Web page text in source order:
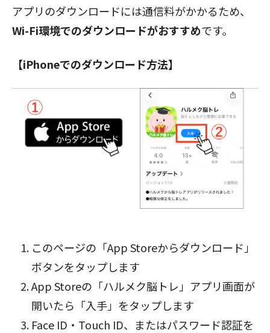
アプリのダウンロードには通信料がかかるため、
Wi-Fi環境でのダウンロードがおすすめです。
【iPhoneでのダウンロード方法】
このページの「App Storeからダウンロード」
ボタンをタップします
App Storeの「ハルメク脳トレ」アプリ画面が
開いたら「入手」をタップします
Face ID・Touch ID、またはパスワード認証を
閉じる